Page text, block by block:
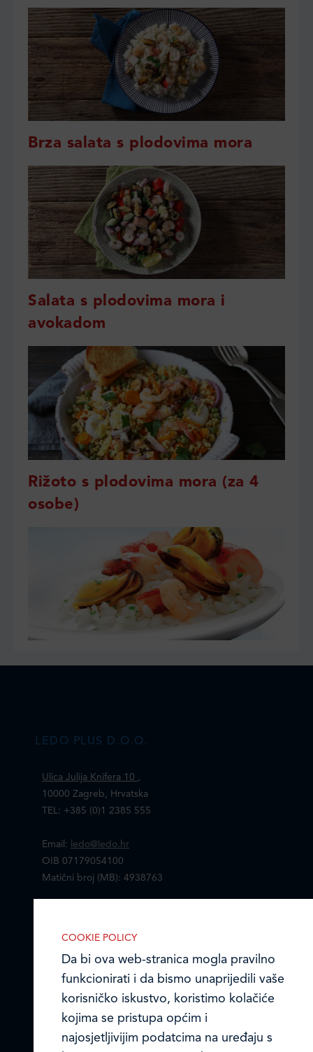
Brza salata s plodovima mora
Salata s plodovima mora i
avokadom
Rižoto s plodovima mora (za 4
osobe)
LEDO PLUS D.O.O.
Ulica Julija Knifera 10 ,
10000 Zagreb, Hrvatska
TEL: +385 (0)1 2385 555
Email:
ledo@ledo.hr
OIB 07179054100
Matični broj (MB): 4938763
Ledo u inozemstvu
Online formular
Obavijest o Privatnosti i Kolačići
COOKIE POLICY
Da bi ova web-stranica mogla pravilno
funkcionirati i da bismo unaprijedili vaše
korisničko iskustvo, koristimo kolačiće
kojima se pristupa općim i
najosjetljivijim podatcima na uređaju s